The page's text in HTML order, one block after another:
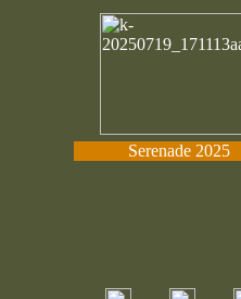
Serenade 2025